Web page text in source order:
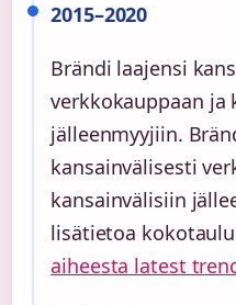
2015–2020
Brändi laajensi
verkkokauppaan ja
jälleenmyyjiin.
kansainvälisesti
kansainvälisiin
lisätietoa
aiheesta latest